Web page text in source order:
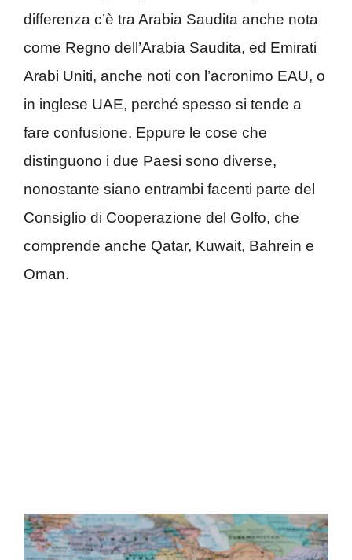
differenza c’è tra Arabia Saudita anche nota
come Regno dell’Arabia Saudita, ed Emirati
Arabi Uniti, anche noti con l’acronimo EAU, o
in inglese UAE, perché spesso si tende a
fare confusione. Eppure le cose che
distinguono i due Paesi sono diverse,
nonostante siano entrambi facenti parte del
Consiglio di Cooperazione del Golfo, che
comprende anche Qatar, Kuwait, Bahrein e
Oman.